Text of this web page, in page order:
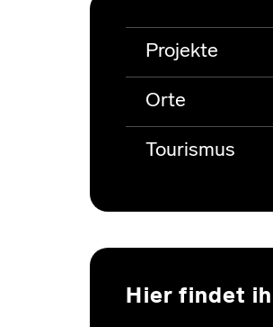
Projekte
Orte
Tourismus
Hier findet